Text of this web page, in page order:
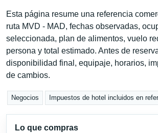
Esta página resume una referencia
ruta MVD - MAD, fechas observadas,
seleccionada, plan de alimentos, vuelo
persona y total estimado. Antes de
disponibilidad final, equipaje, horarios,
de cambios.
Negocios Impuestos de hotel incluidos en
Lo que compras